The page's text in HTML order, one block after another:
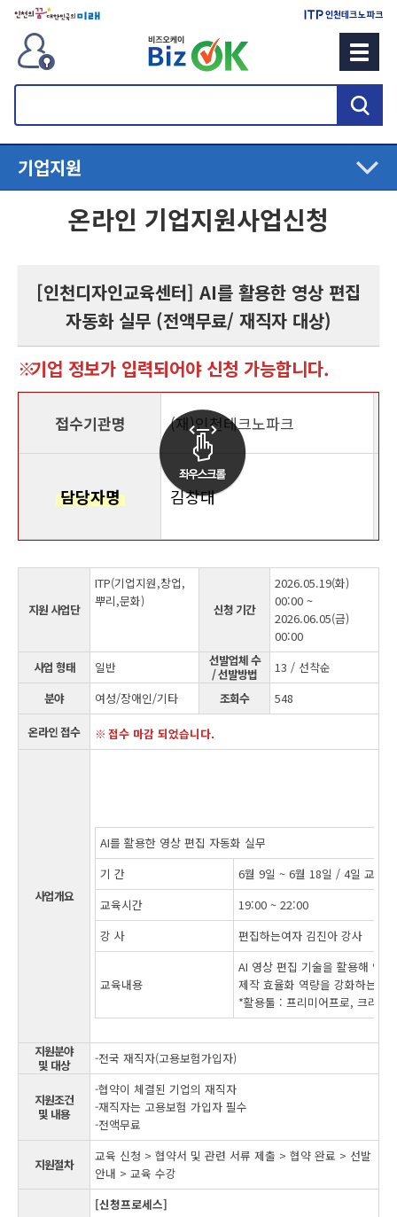
검
기업지원
온라인 기업지원사업신청
[인천디자인교육센터] AI를 활용한 영상 편집
자동화 실무 (전액무료/ 재직자 대상)
기업 정보가 입력되어야 신청 가능합니다.
접수기관명 (재)인천테크노파크
담당자명 김창대
지원 사업단
ITP(기업지원,창업,
뿌리,문화)
신청 기간
2026.05.19(화)
00:00 ~
2026.06.05(금)
00:00
사업 형태
일반
선발업체 수
/ 선발방법
13 / 선착순
분야
여성/장애인/기타 조회수
548
온라인 접수
접수 마감 되었습니다.
사업개요
AI를 활용한 영상 편집 자동화 실무
기 간
6월 9일 ~ 6월 18일 / 4일 교육 /
교육시간
19:00 ~ 22:00
강 사
편집하는여자 김진아 강사
교육내용
AI 영상 편집 기술을 활용해 영
제작 효율화 역량을 강화하는 실
*활용툴 : 프리미어프로, 크리에
지원분야
및 대상
-전국 재직자(고용보험가입자)
지원조건
및 내용
-협약이 체결된 기업의 재직자
-재직자는 고용보험 가입자 필수
-전액무료
지원절차
교육 신청 > 협약서 및 관련 서류 제출 > 협약 완료 > 선발
안내 > 교육 수강
[신청프로세스]